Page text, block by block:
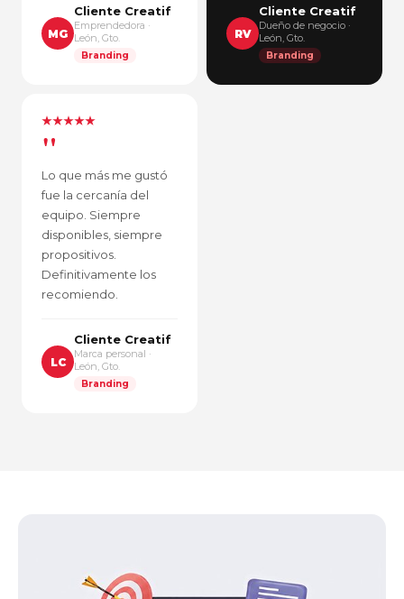
MG
Cliente Creatif
Emprendedora ·
León, Gto.
Branding
RV
Cliente Creatif
Dueño de negocio ·
León, Gto.
Branding
"
Lo que más me gustó
fue la cercanía del
equipo. Siempre
disponibles, siempre
propositivos.
Definitivamente los
recomiendo.
LC
Cliente Creatif
Marca personal ·
León, Gto.
Branding